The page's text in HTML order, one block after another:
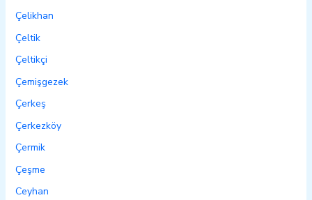
Çelikhan
Çeltik
Çeltikçi
Çemişgezek
Çerkeş
Çerkezköy
Çermik
Çeşme
Ceyhan